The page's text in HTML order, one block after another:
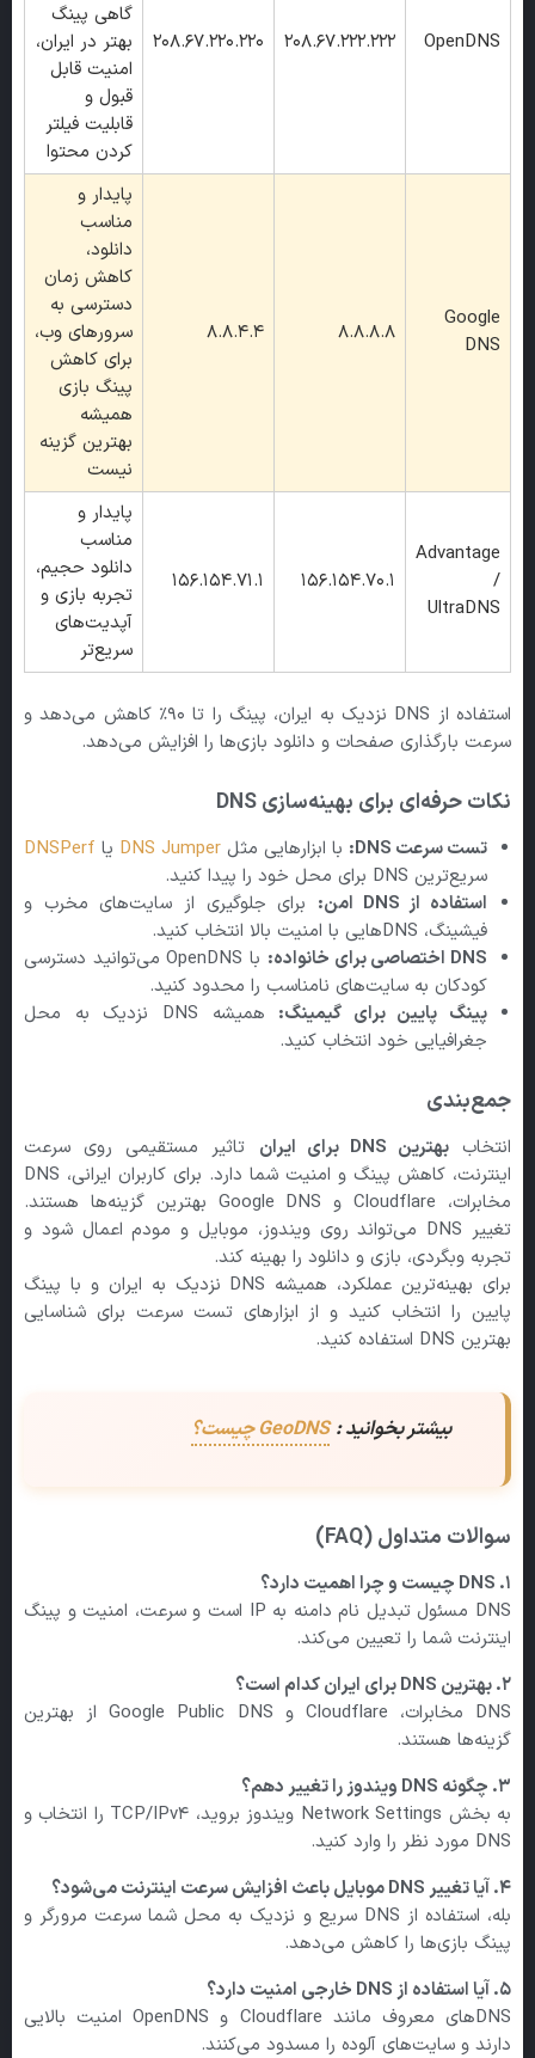
OpenDNS
208.67.222.222
208.67.220.220
گاهی پینگ
بهتر در ایران،
امنیت قابل
قبول و
قابلیت فیلتر
کردن محتوا
Google
DNS
8.8.8.8
8.8.4.4
پایدار و
مناسب
دانلود،
کاهش زمان
دسترسی به
سرورهای وب،
برای کاهش
پینگ بازی
همیشه
بهترین گزینه
نیست
Advantage
/
UltraDNS
156.154.70.1
156.154.71.1
پایدار و
مناسب
دانلود حجیم،
تجربه بازی و
آپدیت‌های
سریع‌تر
استفاده از DNS نزدیک به ایران، پینگ را تا ۹۰٪ کاهش می‌دهد و
سرعت بارگذاری صفحات و دانلود بازی‌ها را افزایش می‌دهد.
نکات حرفه‌ای برای بهینه‌سازی DNS
تست سرعت DNS: با ابزارهایی مثل DNS Jumper یا DNSPerf
سریع‌ترین DNS برای محل خود را پیدا کنید.
استفاده از DNS
امن: برای جلوگیری از سایت‌های مخرب و
فیشینگ، DNSهایی با امنیت بالا انتخاب کنید.
DNS اختصاصی برای خانواده:
با OpenDNS می‌توانید دسترسی
کودکان به سایت‌های نامناسب را محدود کنید.
پینگ پایین برای گیمینگ:
همیشه DNS نزدیک به محل
جغرافیایی خود انتخاب کنید.
جمع‌بندی
انتخاببهترین برای ایران تاثیر مستقیمی روی سرعت
اینترنت، کاهش پینگ و امنیت شما دارد. برای کاربران ایرانی، DNS
مخابرات، Cloudflare و Google DNS بهترین گزینه‌ها هستند.
تغییر DNS می‌تواند روی ویندوز، موبایل و مودم اعمال شود و
تجربه وبگردی، بازی و دانلود را بهینه کند.
برای بهینه‌ترین عملکرد، همیشه DNS نزدیک به ایران و با پینگ
پایین را انتخاب کنید و از ابزارهای تست سرعت برای شناسایی
بهترین DNS استفاده کنید.
بیشتر بخوانید : GeoDNS چیست؟
سوالات متداول (FAQ)
۱. DNS
چیست و چرا اهمیت دارد؟
DNS مسئول تبدیل نام دامنه به IP است و سرعت، امنیت و پینگ
اینترنت شما را تعیین می‌کند.
۲. بهترین DNS
برای ایران کدام است؟
DNS مخابرات، Cloudflare و Google Public DNS از بهترین
گزینه‌ها هستند.
۳. چگونه DNS
ویندوز را تغییر دهم؟
به بخش Network Settings ویندوز بروید، TCP/IPv4 را انتخاب و
DNS مورد نظر را وارد کنید.
۴. آیا تغییر DNS
موبایل باعث افزایش سرعت اینترنت می‌شود؟
بله، استفاده از DNS سریع و نزدیک به محل شما سرعت مرورگر و
پینگ بازی‌ها را کاهش می‌دهد.
۵. آیا استفاده از DNS
خارجی امنیت دارد؟
DNSهای معروف مانند Cloudflare و OpenDNS امنیت بالایی
دارند و سایت‌های آلوده را مسدود می‌کنند.